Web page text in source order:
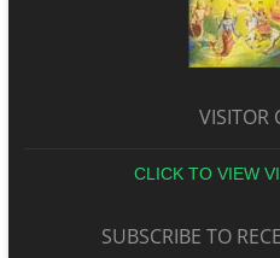
VISITOR
CLICK TO VIEW
SUBSCRIBE TO